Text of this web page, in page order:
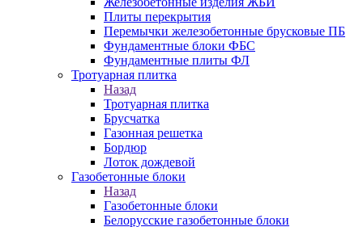
Плиты перекрытия
Перемычки железобетонные брусковые ПБ
Фундаментные блоки ФБС
Фундаментные плиты ФЛ
Тротуарная плитка
Назад
Тротуарная плитка
Брусчатка
Газонная решетка
Бордюр
Лоток дождевой
Газобетонные блоки
Назад
Газобетонные блоки
Белорусские газобетонные блоки